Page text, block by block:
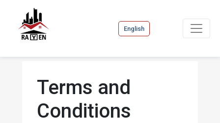
English
Terms and
Conditions